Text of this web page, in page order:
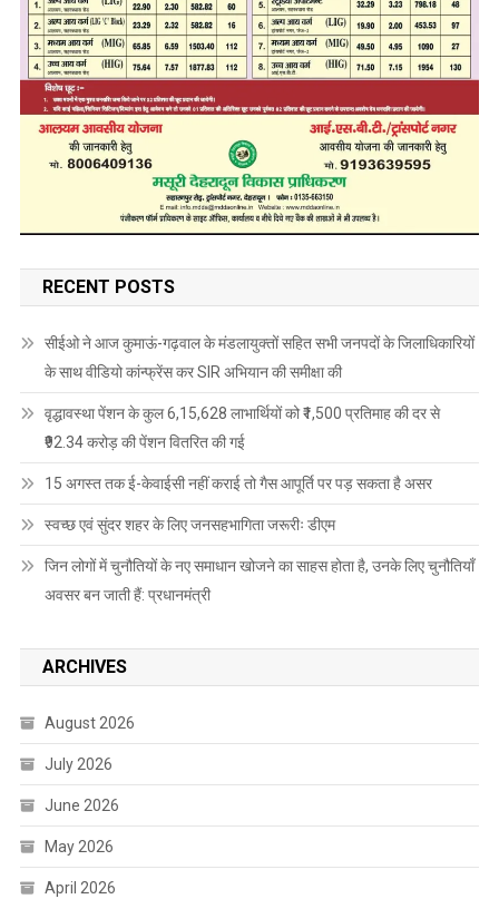
RECENT POSTS
सीईओ ने आज कुमाऊं-गढ़वाल के मंडलायुक्तों सहित सभी जनपदों के जिलाधिकारियों
के साथ वीडियो कांन्फ्रेंस कर SIR अभियान की समीक्षा की
वृद्धावस्था पेंशन के कुल 6,15,628 लाभार्थियों को ₹1,500 प्रतिमाह की दर से
₹92.34 करोड़ की पेंशन वितरित की गई
15 अगस्त तक ई-केवाईसी नहीं कराई तो गैस आपूर्ति पर पड़ सकता है असर
स्वच्छ एवं सुंदर शहर के लिए जनसहभागिता जरूरीः डीएम
जिन लोगों में चुनौतियों के नए समाधान खोजने का साहस होता है, उनके लिए चुनौतियाँ
अवसर बन जाती हैं: प्रधानमंत्री
ARCHIVES
August 2026
July 2026
June 2026
May 2026
April 2026